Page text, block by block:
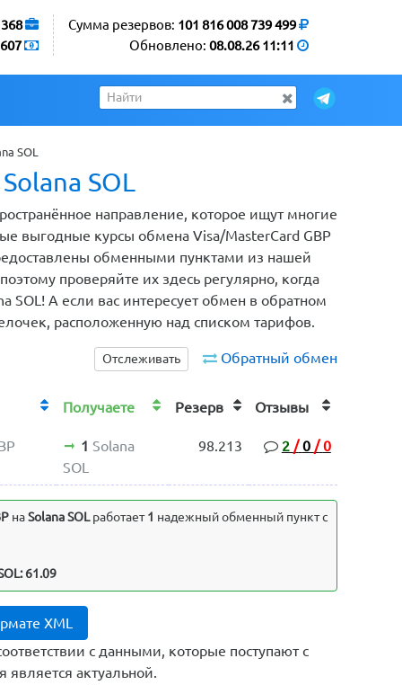
Сумма резервов: 101 816 008 739 499
Обновлено: 08.08.26 11:11
607
SOL
SOL
направление, которое ищут многие
выгодные курсы обмена Visa/MasterCard GBP
обменными пунктами из нашей
проверяйте их здесь регулярно, когда
SOL! А если вас интересует обмен в обратном
расположенную над списком тарифов.
Обратный обмен
Отслеживать
Получаете Резерв Отзывы
1 Solana
SOL
98.213 2 / 0 / 0
XML
с данными, которые поступают с